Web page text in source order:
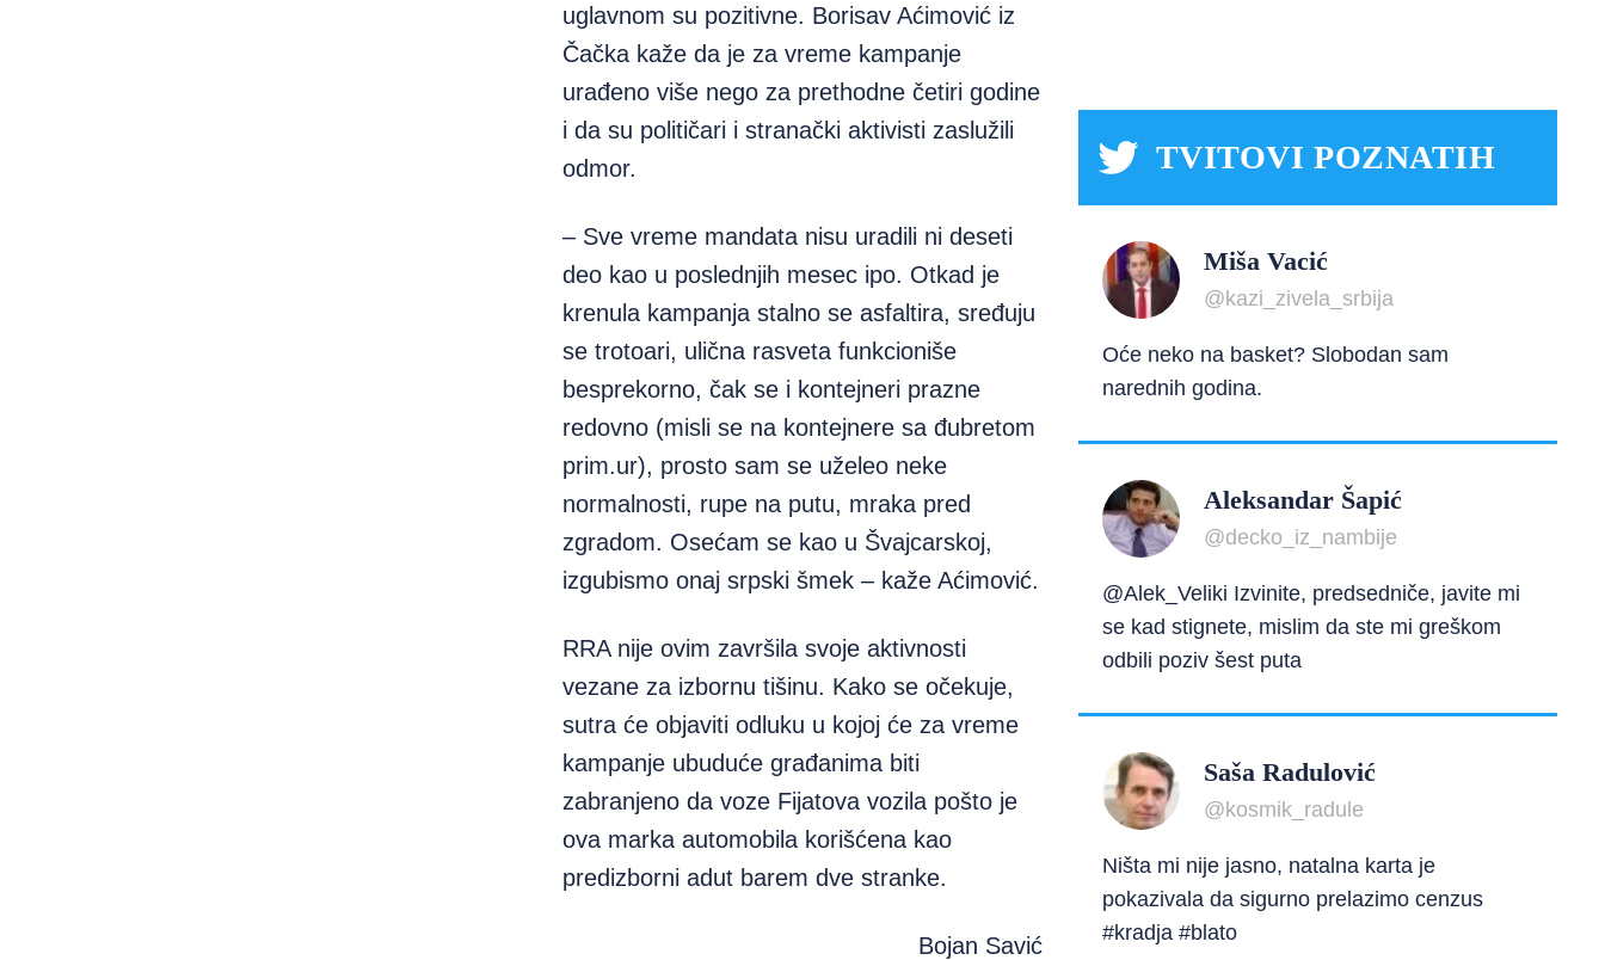
uglavnom su pozitivne. Borisav Aćimović iz
Čačka kaže da je za vreme kampanje
urađeno više nego za prethodne četiri godine
i da su političari i stranački aktivisti zaslužili
odmor.
– Sve vreme mandata nisu uradili ni deseti
deo kao u poslednjih mesec ipo. Otkad je
krenula kampanja stalno se asfaltira, sređuju
se trotoari, ulična rasveta funkcioniše
besprekorno, čak se i kontejneri prazne
redovno (misli se na kontejnere sa đubretom
prim.ur), prosto sam se uželeo neke
normalnosti, rupe na putu, mraka pred
zgradom. Osećam se kao u Švajcarskoj,
izgubismo onaj srpski šmek – kaže Aćimović.
RRA nije ovim završila svoje aktivnosti
vezane za izbornu tišinu. Kako se očekuje,
sutra će objaviti odluku u kojoj će za vreme
kampanje ubuduće građanima biti
zabranjeno da voze Fijatova vozila pošto je
ova marka automobila korišćena kao
predizborni adut barem dve stranke.
Bojan Savić
TVITOVI POZNATIH
Miša Vacić
@kazi_zivela_srbija
Oće neko na basket? Slobodan sam
narednih godina.
Aleksandar Šapić
@decko_iz_nambije
@Alek_Veliki Izvinite, predsedniče, javite mi
se kad stignete, mislim da ste mi greškom
odbili poziv šest puta
Saša Radulović
@kosmik_radule
Ništa mi nije jasno, natalna karta je
pokazivala da sigurno prelazimo cenzus
#kradja #blato